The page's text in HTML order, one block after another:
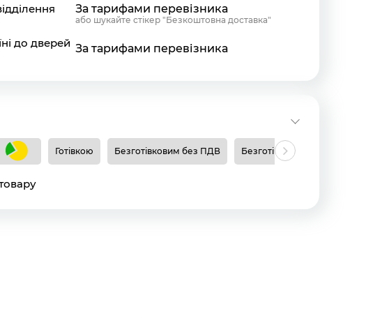
За тарифами перевізника
або шукайте стікер "Безкоштовна доставка"
до дверей За тарифами перевізника
Готівкою Безготівковим без ПДВ Безготівковим з ПДВ